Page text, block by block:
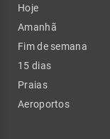
Hoje
Amanhã
Fim de semana
15 dias
Praias
Aeroportos